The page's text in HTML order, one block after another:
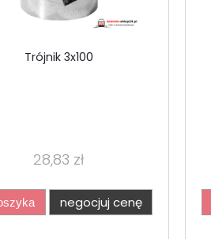
Trójnik 3x100
28,83 zł
negocjuj cenę